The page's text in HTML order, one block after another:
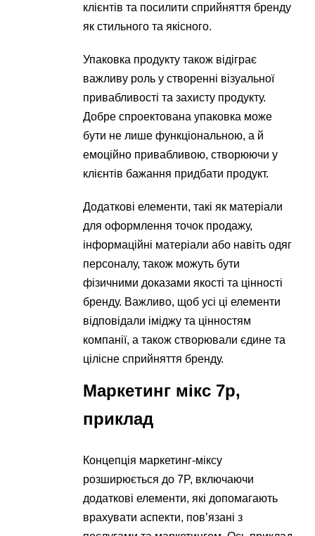
клієнтів та посилити сприйняття бренду
як стильного та якісного.
Упаковка продукту також відіграє
важливу роль у створенні візуальної
привабливості та захисту продукту.
Добре спроектована упаковка може
бути не лише функціональною, а й
емоційно привабливою, створюючи у
клієнтів бажання придбати продукт.
Додаткові елементи, такі як матеріали
для оформлення точок продажу,
інформаційні матеріали або навіть одяг
персоналу, також можуть бути
фізичними доказами якості та цінності
бренду. Важливо, щоб усі ці елементи
відповідали іміджу та цінностям
компанії, а також створювали єдине та
цілісне сприйняття бренду.
Маркетинг мікс 7p,
приклад
Концепція маркетинг-міксу
розширюється до 7P, включаючи
додаткові елементи, які допомагають
врахувати аспекти, пов’язані з